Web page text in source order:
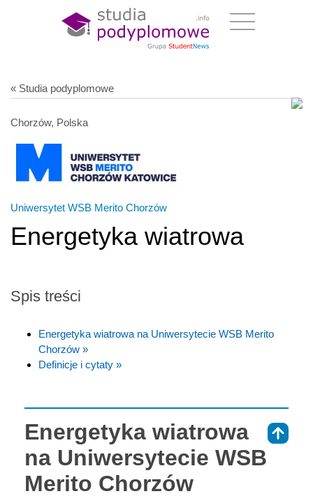
« Studia podyplomowe
Chorzów, Polska
Uniwersytet WSB Merito Chorzów
Energetyka wiatrowa
Spis treści
Energetyka wiatrowa na Uniwersytecie WSB Merito
Chorzów »
Definicje i cytaty »
Energetyka wiatrowa
na Uniwersytecie WSB
Merito Chorzów